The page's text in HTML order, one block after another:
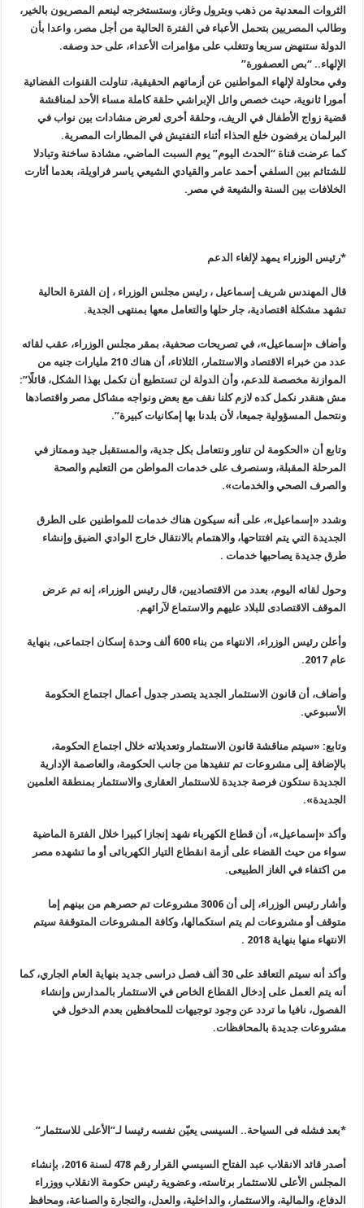
الثروات المعدنية من ذهب وبترول وغاز، وستستخرجه لينعم المصريون بالخير،
وطالب المصريين بتحمل الأعباء في الفترة الحالية من أجل مصر، واعدا بأن
الدولة ستنهض سريعا وتتغلب على مؤامرات الأعداء، على حد وصفه.
الإلهاء.. “بص العصفورة”
وفي محاولة لإلهاء المواطنين عن أزماتهم الحقيقية، تناولت القنوات الفضائية
أمورا ثانوية، حيث خصص وائل الإبراشي حلقة كاملة مساء الأحد لمناقشة
قضية زواج الأطفال في الريف، وحلقة أخرى لعرض مشادات بين نواب في
البرلمان يرفضون خلع الحذاء أثناء التفتيش في المطارات المصرية.
كما عرضت قناة “الحدث اليوم” يوم السبت الماضي، مشادة ساخنة وتبادلا
للشتائم بين السلفي أحمد عامر والقيادي الشيعي ياسر فراويلة، بعدما أثارت
الخلافات بين السنة والشيعة في مصر .
*رئيس الوزراء يمهد لإلغاء الدعم
قال المهندس شريف إسماعيل ، رئيس مجلس الوزراء ، إن الفترة الحالية
تشهد مشكلة اقتصادية، جار حلها والتعامل معها بمنتهى الجدية.
وأضاف «إسماعيل»، في تصريحات صحفية، بمقر مجلس الوزراء، عقب لقائه
عدد من خبراء الاقتصاد والاستثمار، الثلاثاء، أن هناك 210 مليارات جنيه من
الموازنة مخصصة للدعم، وأن الدولة لن تستطيع أن تكمل بهذا الشكل، قائلًا”:
مش هنقدر نكمل كده لازم كلنا نقف مع بعض ونواجه مشاكل مصر واقتصادها
ونتحمل المسؤولية جميعا، لأن بلدنا بها إمكانيات كبيرة”.
وتابع أن «الحكومة لن تناور ونتعامل بكل جدية، والمستقبل جيد وممتاز في
المرحلة المقبلة، وسنصرف على خدمات المواطن من التعليم والصحة
والصرف الصحي والخدمات».
وشدد «إسماعيل»، على أنه سيكون هناك خدمات للمواطنين على الطرق
الجديدة التي يتم افتتاحها، والاهتمام بالانتقال خارج الوادي الضيق وإنشاء
طرق جديدة يصاحبها خدمات .
وحول لقائه اليوم، بعدد من الاقتصاديين، قال رئيس الوزراء، إنه تم عرض
الموقف الاقتصادى للبلاد عليهم والاستماع لآرائهم.
وأعلن رئيس الوزراء، الانتهاء من بناء 600 ألف وحدة إسكان اجتماعى، بنهاية
عام 2017.
وأضاف، أن قانون الاستثمار الجديد يتصدر جدول أعمال اجتماع الحكومة
الأسبوعي.
وتابع: «سيتم مناقشة قانون الاستثمار وتعديلاته خلال اجتماع الحكومة،
بالإضافة إلى مشروعات تم تنفيدها من جانب الحكومة، والعاصمة الإدارية
الجديدة ستكون فرصة جديدة للاستثمار العقارى والاستثمار بمنطقة العلمين
الجديدة».
وأكد «إسماعيل»، أن قطاع الكهرباء شهد إنجازا كبيرا خلال الفترة الماضية
سواء من حيث القضاء على أزمة انقطاع التيار الكهربائى أو ما تشهده مصر
من اكتفاء في الغاز الطبيعى.
وأشار رئيس الوزراء، إلى أن 3006 مشروعات تم حصرهم من بينهم إما
متوقف أو مشروعات لم يتم استكمالها، وكافة المشروعات المتوقفة سيتم
الانتهاء منها بنهاية 2018 .
وأكد أنه سيتم التعاقد على 30 ألف فصل دراسى جديد بنهاية العام الجاري، كما
أنه يتم العمل على إدخال القطاع الخاص في الاستثمار بالمدارس وإنشاء
الفصول، نافيا ما تردد عن وجود توجيهات للمحافظين بعدم الدخول في
مشروعات جديدة بالمحافظات.
*بعد فشله فى السياحة.. السيسى يعيّن نفسه رئيسا لـ”الأعلى للاستثمار”
أصدر قائد الانقلاب عبد الفتاح السيسي القرار رقم 478 لسنة 2016، بإنشاء
المجلس الأعلى للاستثمار برئاسته، وعضوية رئيس حكومة الانقلاب ووزراء
الدفاع، والمالية، والاستثمار، والداخلية، والعدل، والتجارة والصناعة، ومحافظ